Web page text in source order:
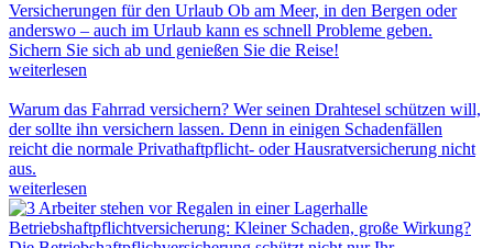
Versicherungen für den Urlaub Ob am Meer, in den Bergen oder
anderswo – auch im Urlaub kann es schnell Probleme geben.
Sichern Sie sich ab und genießen Sie die Reise!
weiterlesen
Warum das Fahrrad versichern? Wer seinen Drahtesel schützen will,
der sollte ihn versichern lassen. Denn in einigen Schadenfällen
reicht die normale Privathaftpflicht- oder Hausratversicherung nicht
aus.
weiterlesen
Betriebshaftpflichtversicherung: Kleiner Schaden, große Wirkung?